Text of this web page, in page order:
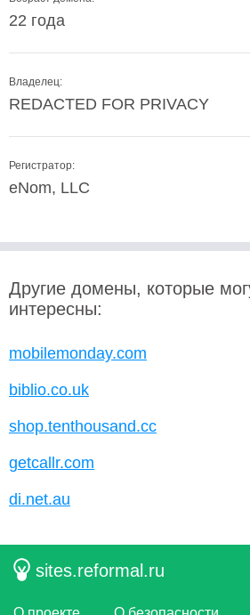
22 года
Владелец:
REDACTED FOR PRIVACY
Регистратор:
eNom, LLC
Другие домены, которые
интересны:
mobilemonday.com
biblio.co.uk
shop.tenthousand.cc
getcallr.com
di.net.au
sites.reformal.ru